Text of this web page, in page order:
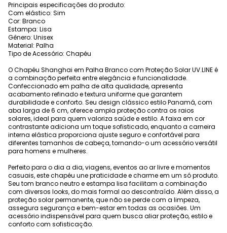
Principais especificações do produto:
Com elástico: Sim
Cor: Branco
Estampa: Lisa
Gênero: Unisex
Material: Palha
Tipo de Acessório: Chapéu
O Chapéu Shanghai em Palha Branco com Proteção Solar UV.LINE é
a combinação perfeita entre elegância e funcionalidade.
Confeccionado em palha de alta qualidade, apresenta
acabamento refinado e textura uniforme que garantem
durabilidade e conforto. Seu design clássico estilo Panamá, com
aba larga de 6 cm, oferece ampla proteção contra os raios
solares, ideal para quem valoriza saúde e estilo. A faixa em cor
contrastante adiciona um toque sofisticado, enquanto a carneira
interna elástica proporciona ajuste seguro e confortável para
diferentes tamanhos de cabeça, tornando-o um acessório versátil
para homens e mulheres.
Perfeito para o dia a dia, viagens, eventos ao ar livre e momentos
casuais, este chapéu une praticidade e charme em um só produto.
Seu tom branco neutro e estampa lisa facilitam a combinação
com diversos looks, do mais formal ao descontraído. Além disso, a
proteção solar permanente, que não se perde com a limpeza,
assegura segurança e bem-estar em todas as ocasiões. Um
acessório indispensável para quem busca aliar proteção, estilo e
conforto com sofisticação.